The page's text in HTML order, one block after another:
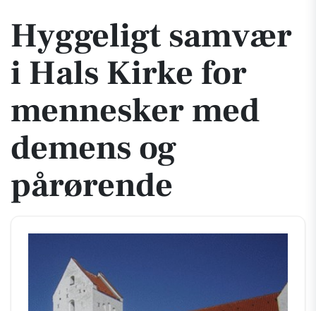
Hyggeligt samvær
i Hals Kirke for
mennesker med
demens og
pårørende